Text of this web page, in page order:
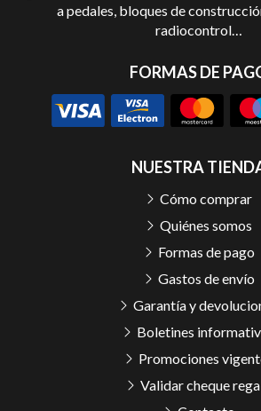
a pedales, bloques de
radiocontrol…
FORMAS DE
NUESTRA
Cómo comprar
Quiénes somos
Formas de pago
Gastos de envío
Garantía y
Boletines
Promociones
Validar cheque